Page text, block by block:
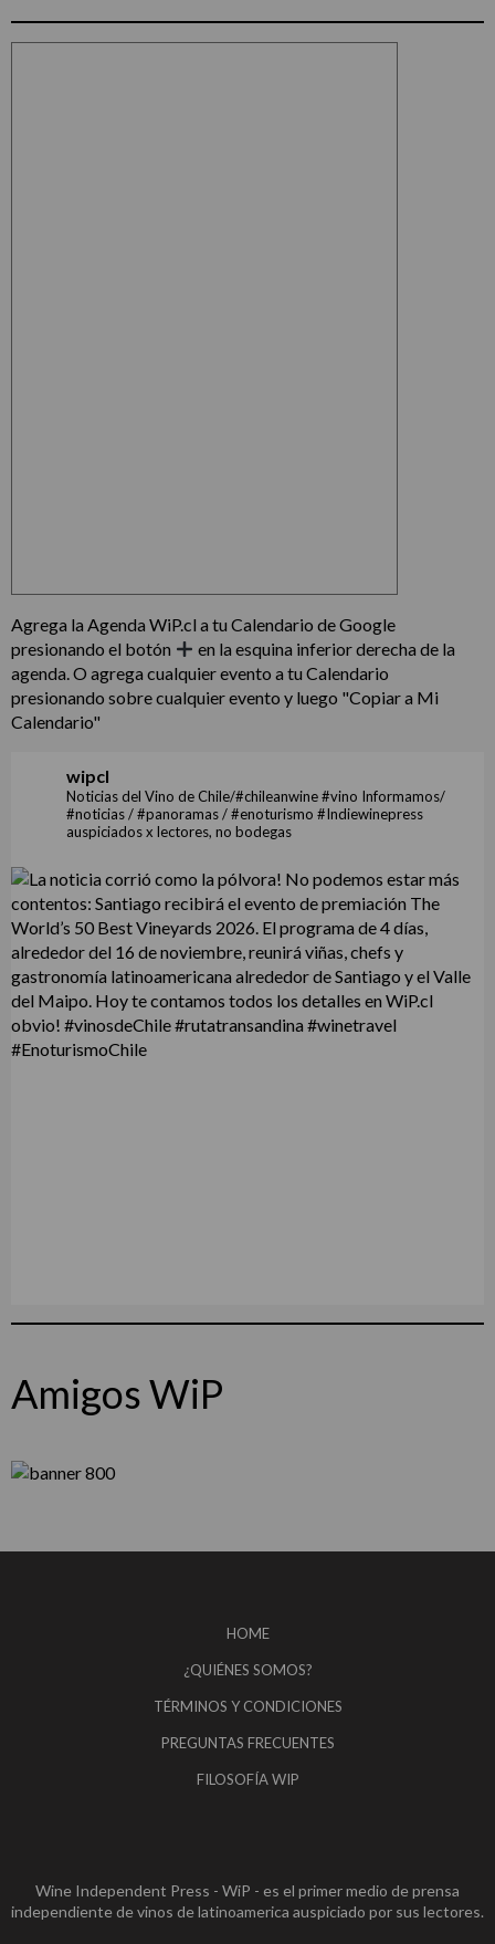
Agrega la Agenda WiP.cl a tu Calendario de Google
presionando el botón
en la esquina inferior derecha de la
agenda. O agrega cualquier evento a tu Calendario
presionando sobre cualquier evento y luego "Copiar a Mi
Calendario"
wipcl
Noticias del Vino de Chile/#chileanwine #vino Informamos/
#noticias / #panoramas / #enoturismo #Indiewinepress
auspiciados x lectores, no bodegas
Amigos WiP
HOME
¿QUIÉNES SOMOS?
TÉRMINOS Y CONDICIONES
PREGUNTAS FRECUENTES
FILOSOFÍA WIP
Wine Independent Press - WiP - es el primer medio de prensa
independiente de vinos de latinoamerica auspiciado por sus lectores.